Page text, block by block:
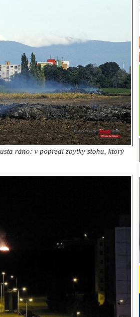
ráno: v popredí zbytky stohu, ktorý